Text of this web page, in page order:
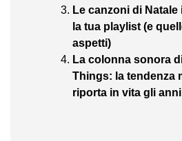
Le canzoni di
la tua playlist (e
aspetti)
La colonna sonora
Things: la tendenza
riporta in vita gli anni